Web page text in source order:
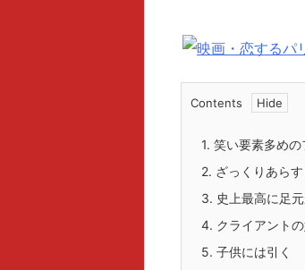
Contents
1. 笑い要素多めの
2. ざっくりあらす
3. 史上最高に足
4. クライアント
5. 子供には引く